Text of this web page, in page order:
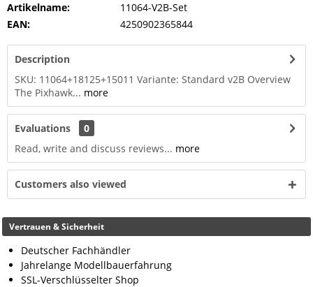
Artikelname:
11064-V2B-Set
EAN:
4250902365844
Description
SKU: 11064+18125+15011 Variante: Standard v2B Overview
The Pixhawk... more
Evaluations
0
Read, write and discuss reviews... more
Customers also viewed
Vertrauen & Sicherheit
Deutscher Fachhändler
Jahrelange Modellbauerfahrung
SSL-Verschlüsselter Shop